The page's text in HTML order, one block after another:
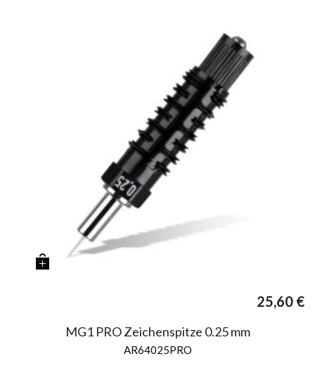
25,60 €
MG1 PRO Zeichenspitze 0.25 mm
AR64025PRO